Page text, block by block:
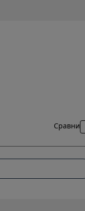
Сравни